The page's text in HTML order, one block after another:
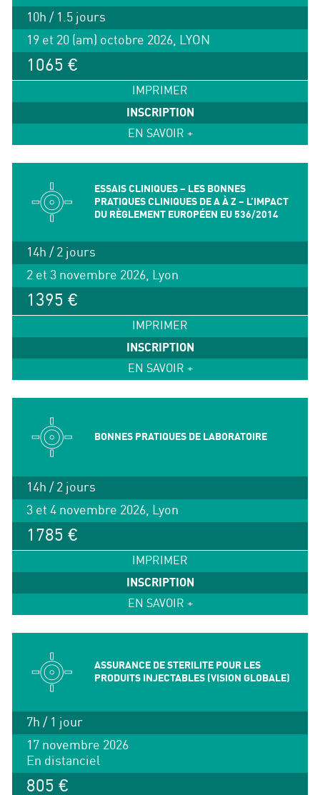
10h / 1.5 jours
19 et 20 (am) octobre 2026, LYON
1065 €
IMPRIMER
INSCRIPTION
EN SAVOIR +
ESSAIS CLINIQUES – LES BONNES
PRATIQUES CLINIQUES DE A À Z – L’IMPACT
DU RÈGLEMENT EUROPÉEN EU 536/2014
14h / 2 jours
2 et 3 novembre 2026, Lyon
1395 €
IMPRIMER
INSCRIPTION
EN SAVOIR +
BONNES PRATIQUES DE LABORATOIRE
14h / 2 jours
3 et 4 novembre 2026, Lyon
1785 €
IMPRIMER
INSCRIPTION
EN SAVOIR +
ASSURANCE DE STERILITE POUR LES
PRODUITS INJECTABLES (VISION GLOBALE)
7h / 1 jour
17 novembre 2026
En distanciel
805 €